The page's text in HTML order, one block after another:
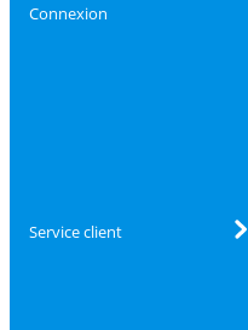
Connexion
Service client